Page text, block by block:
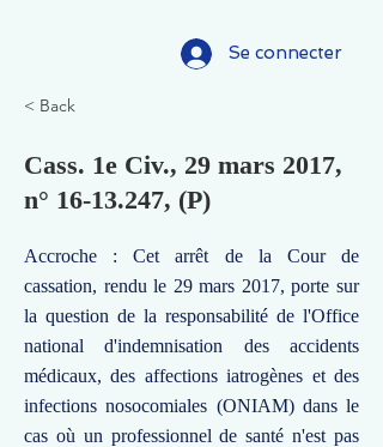
Se connecter
< Back
Cass. 1e Civ., 29 mars 2017,
n° 16-13.247, (P)
Accroche : Cet arrêt de la Cour de
cassation, rendu le 29 mars 2017, porte sur
la question de la responsabilité de l'Office
national d'indemnisation des accidents
médicaux, des affections iatrogènes et des
infections nosocomiales (ONIAM) dans le
cas où un professionnel de santé n'est pas